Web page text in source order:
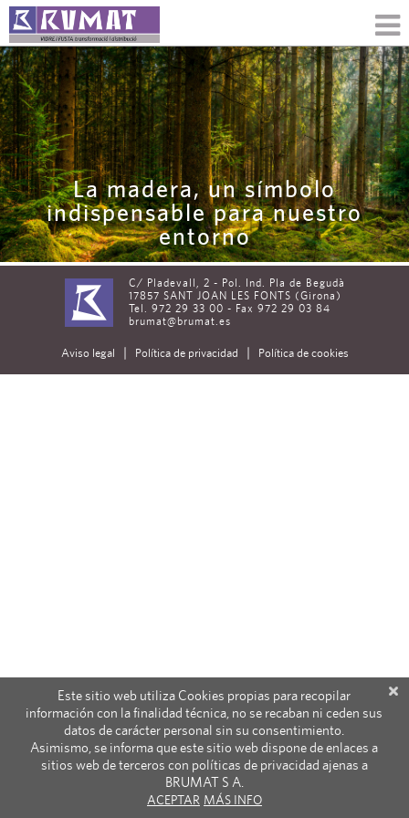
La madera, un símbolo
indispensable para nuestro
entorno
C/ Pladevall, 2 - Pol. Ind. Pla de Begudà
17857 SANT JOAN LES FONTS (Girona)
Tel. 972 29 33 00 - Fax 972 29 03 84
brumat@brumat.es
Aviso legal Política de privacidad Política de cookies
Este sitio web utiliza Cookies propias para recopilar
información con la finalidad técnica, no se recaban ni ceden sus
datos de carácter personal sin su consentimiento.
Asimismo, se informa que este sitio web dispone de enlaces a
sitios web de terceros con políticas de privacidad ajenas a
BRUMAT S A.
ACEPTAR MÁS INFO